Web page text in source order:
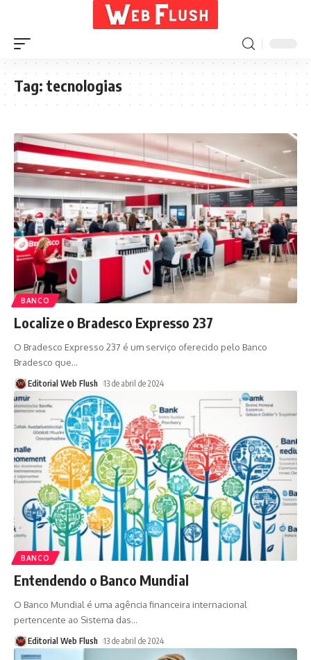
Tag:tecnologias
BANCO
Localize o Bradesco Expresso 237
O Bradesco Expresso 237 é um serviço oferecido pelo Banco
Bradesco que…
Editorial Web Flush 13 de abril de 2024
BANCO
Entendendo o Banco Mundial
O Banco Mundial é uma agência financeira internacional
pertencente ao Sistema das…
Editorial Web Flush 13 de abril de 2024